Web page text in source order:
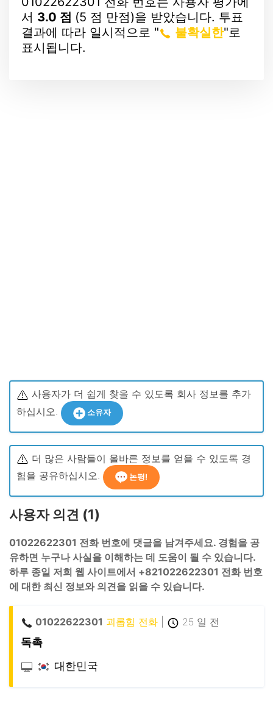
서 3.0 점 (5 점 만점)을 받았습니다. 투표
결과에 따라 일시적으로 "
불확실한"로
표시됩니다.
사용자가 더 쉽게 찾을 수 있도록 회사 정보를 추가
하십시오.
소유자
더 많은 사람들이 올바른 정보를 얻을 수 있도록 경
험을 공유하십시오.
논평!
사용자 의견 (1)
01022622301 전화 번호에 댓글을 남겨주세요. 경험을 공
유하면 누구나 사실을 이해하는 데 도움이 될 수 있습니다.
하루 종일 저희 웹 사이트에서 +821022622301 전화 번호
에 대한 최신 정보와 의견을 읽을 수 있습니다.
01022622301 괴롭힘 전화| 25 일 전
독촉
대한민국